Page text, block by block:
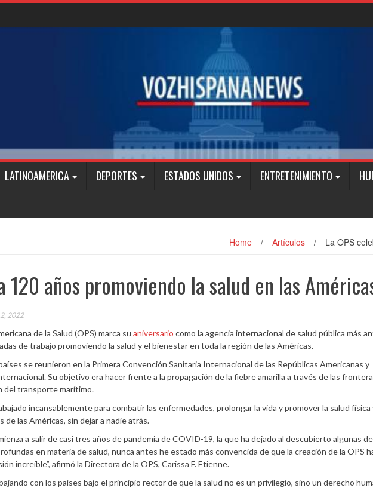
LATINOAMERICA DEPORTES ESTADOS UNIDOS ENTRETENIMIENTO
Home / Artículos / La OPS
120 años promoviendo la salud en las
2022
de la Salud (OPS) marca su aniversario como la agencia internacional de salud pública más
de trabajo promoviendo la salud y el bienestar en toda la región de las Américas.
se reunieron en la Primera Convención Sanitaria Internacional de las Repúblicas Americanas y
Su objetivo era hacer frente a la propagación de la fiebre amarilla a través de las
del transporte marítimo.
incansablemente para combatir las enfermedades, prolongar la vida y promover la salud física
las Américas, sin dejar a nadie atrás.
a salir de casi tres años de pandemia de COVID-19, la que ha dejado al descubierto algunas de
en materia de salud, nunca antes he estado más convencida de que la creación de la OPS
increíble”, afirmó la Directora de la OPS, Carissa F. Etienne.
con los países bajo el principio rector de que la salud no es un privilegio, sino un derecho